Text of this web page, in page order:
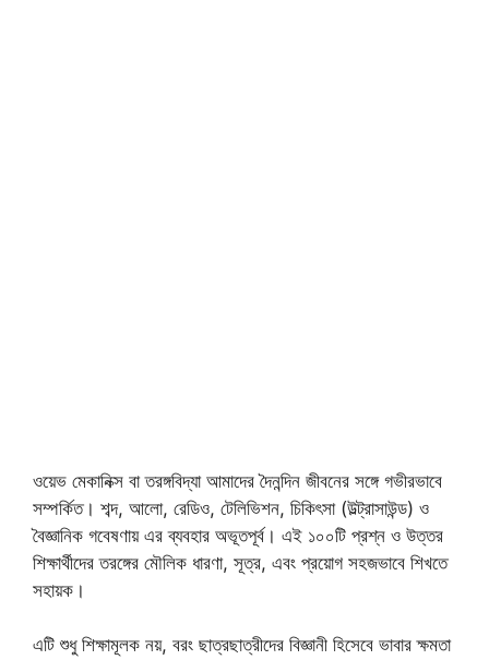
ওয়েভ মেকানিক্স বা তরঙ্গবিদ্যা আমাদের দৈনন্দিন জীবনের সঙ্গে গভীরভাবে
সম্পর্কিত। শব্দ, আলো, রেডিও, টেলিভিশন, চিকিৎসা (উল্ট্রাসাউন্ড) ও
বৈজ্ঞানিক গবেষণায় এর ব্যবহার অভূতপূর্ব। এই ১০০টি প্রশ্ন ও উত্তর
শিক্ষার্থীদের তরঙ্গের মৌলিক ধারণা, সূত্র, এবং প্রয়োগ সহজভাবে শিখতে
সহায়ক।
এটি শুধু শিক্ষামূলক নয়, বরং ছাত্রছাত্রীদের বিজ্ঞানী হিসেবে ভাবার ক্ষমতা